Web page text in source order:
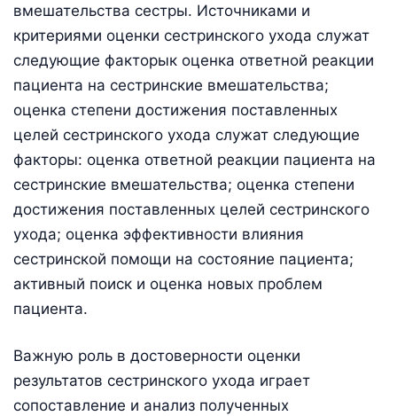
вмешательства сестры. Источниками и
критериями оценки сестринского ухода служат
следующие факторык оценка ответной реакции
пациента на сестринские вмешательства;
оценка степени достижения поставленных
целей сестринского ухода служат следующие
факторы: оценка ответной реакции пациента на
сестринские вмешательства; оценка степени
достижения поставленных целей сестринского
ухода; оценка эффективности влияния
сестринской помощи на состояние пациента;
активный поиск и оценка новых проблем
пациента.
Важную роль в достоверности оценки
результатов сестринского ухода играет
сопоставление и анализ полученных